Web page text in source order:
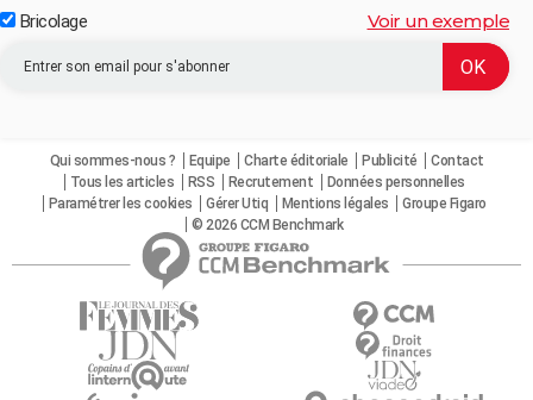
Bricolage Voir un exemple
Qui sommes-nous ? Equipe Charte éditoriale Publicité
Contact
Tous les articles
RSS Recrutement
Données personnelles
Paramétrer les cookies
Gérer Utiq Mentions légales
Groupe Figaro
© 2026 CCM Benchmark